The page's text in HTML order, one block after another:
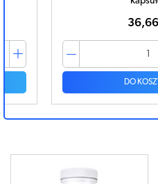
52,88
DO